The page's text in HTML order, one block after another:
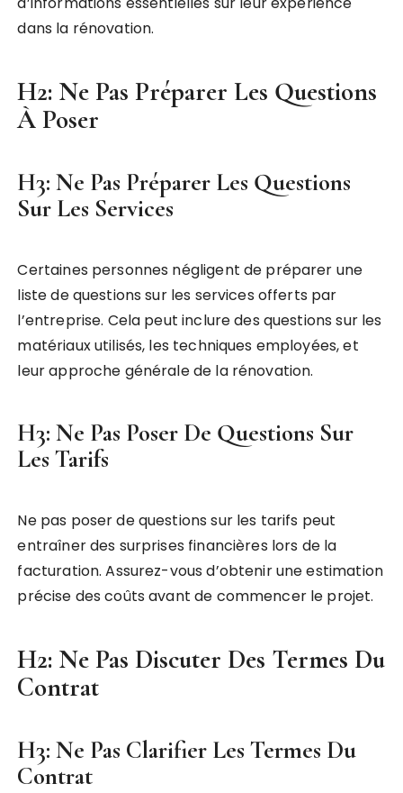
dans la rénovation.
H2: Ne Pas Préparer Les Questions
À Poser
H3: Ne Pas Préparer Les Questions
Sur Les Services
Certaines personnes négligent de préparer une
liste de questions sur les services offerts par
l’entreprise. Cela peut inclure des questions sur les
matériaux utilisés, les techniques employées, et
leur approche générale de la rénovation.
H3: Ne Pas Poser De Questions Sur
Les Tarifs
Ne pas poser de questions sur les tarifs peut
entraîner des surprises financières lors de la
facturation. Assurez-vous d’obtenir une estimation
précise des coûts avant de commencer le projet.
H2: Ne Pas Discuter Des Termes Du
Contrat
H3: Ne Pas Clarifier Les Termes Du
Contrat